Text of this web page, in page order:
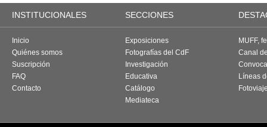
INSTITUCIONALES SECCIONES
Inicio
Quiénes somos
Suscripción
FAQ
Contacto
Exposiciones
Fotografías del CdF
Investigación
Educativa
Catálogo
Mediateca
MUFF,
Canal
Líneas